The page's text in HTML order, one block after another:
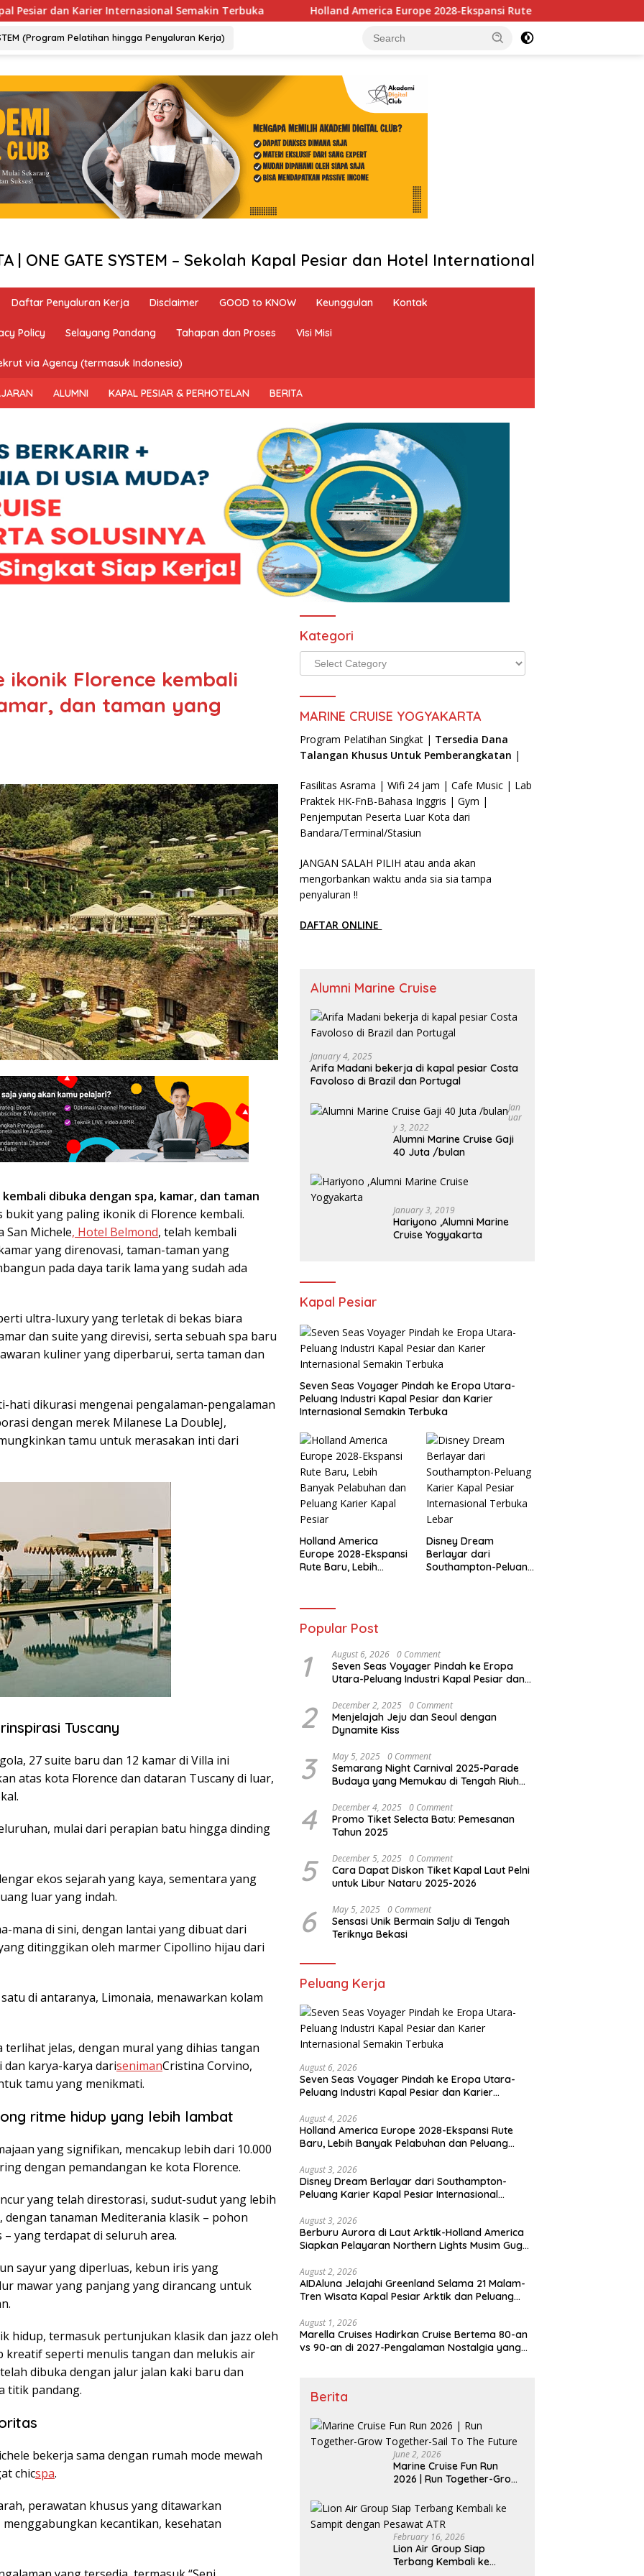
Semakin Terbuka Holland America Europe 2028-Ekspansi Rute Baru, Lebih Banyak Pelabuhan dan Peluang
(Program Pelatihan hingga Penyaluran Kerja)
| ONE GATE SYSTEM – Sekolah Kapal Pesiar dan Hotel International
Daftar Penyaluran Kerja Disclaimer GOOD to KNOW Keunggulan Kontak
Policy Selayang Pandang Tahapan dan Proses Visi Misi
via Agency (termasuk Indonesia)
ALUMNI KAPAL PESIAR & PERHOTELAN BERITA
ikonik Florence kembali
dan taman yang
dibuka dengan spa, kamar, dan taman
bukit yang paling ikonik di Florence kembali.
San Michele, Hotel Belmond, telah kembali
yang direnovasi, taman-taman yang
pada daya tarik lama yang sudah ada
ultra-luxury yang terletak di bekas biara
dan suite yang direvisi, serta sebuah spa baru
kuliner yang diperbarui, serta taman dan
hati dikurasi mengenai pengalaman-pengalaman
dengan merek Milanese La DoubleJ,
tamu untuk merasakan inti dari
Tuscany
27 suite baru dan 12 kamar di Villa ini
atas kota Florence dan dataran Tuscany di luar,
mulai dari perapian batu hingga dinding
ekos sejarah yang kaya, sementara yang
luar yang indah.
mana di sini, dengan lantai yang dibuat dari
ditinggikan oleh marmer Cipollino hijau dari
di antaranya, Limonaia, menawarkan kolam
jelas, dengan mural yang dihias tangan
dan karya-karya darisenimanCristina Corvino,
tamu yang menikmati.
ritme hidup yang lebih lambat
yang signifikan, mencakup lebih dari 10.000
dengan pemandangan ke kota Florence.
yang telah direstorasi, sudut-sudut yang lebih
tanaman Mediterania klasik – pohon
yang terdapat di seluruh area.
sayur yang diperluas, kebun iris yang
mawar yang panjang yang dirancang untuk
hidup, termasuk pertunjukan klasik dan jazz oleh
kreatif seperti menulis tangan dan melukis air
dibuka dengan jalur jalan kaki baru dan
titik pandang.
bekerja sama dengan rumah mode mewah
chicspa.
perawatan khusus yang ditawarkan
kecantikan, kesehatan
Kategori
Kategori
MARINE CRUISE YOGYAKARTA
Program Pelatihan Singkat | Tersedia Dana
Talangan Khusus Untuk Pemberangkatan |
Fasilitas Asrama | Wifi 24 jam | Cafe Music | Lab
Praktek HK-FnB-Bahasa Inggris | Gym |
Penjemputan Peserta Luar Kota dari
Bandara/Terminal/Stasiun
JANGAN SALAH PILIH atau anda akan
mengorbankan waktu anda sia sia tampa
penyaluran !!
DAFTAR ONLINE
Alumni Marine Cruise
January 4, 2025
Arifa Madani bekerja di kapal pesiar Costa
Favoloso di Brazil dan Portugal
Jan
Uar
Y 3, 2022
Alumni Marine Cruise Gaji
40 Juta /bulan
January 3, 2019
Hariyono ,Alumni Marine
Cruise Yogyakarta
Kapal Pesiar
Seven Seas Voyager Pindah ke Eropa Utara-
Peluang Industri Kapal Pesiar dan Karier
Internasional Semakin Terbuka
Holland America
Europe 2028-Ekspansi
Rute Baru, Lebih
Kapal Pesiar
Disney Dream
Berlayar dari
Southampton-Peluang
Popular Post
1 August 6, 2026 0 Comment
Seven Seas Voyager Pindah ke Eropa
Utara-Peluang Industri Kapal Pesiar dan
2 December 2, 2025 0 Comment
Menjelajah Jeju dan Seoul dengan
Dynamite Kiss
3 May 5, 2025 0 Comment
Semarang Night Carnival 2025-Parade
Budaya yang Memukau di Tengah Riuh
4 December 4, 2025 0 Comment
Promo Tiket Selecta Batu: Pemesanan
Tahun 2025
5 December 5, 2025 0 Comment
Cara Dapat Diskon Tiket Kapal Laut Pelni
untuk Libur Nataru 2025-2026
6 May 5, 2025 0 Comment
Sensasi Unik Bermain Salju di Tengah
Teriknya Bekasi
Peluang Kerja
August 6, 2026
Seven Seas Voyager Pindah ke Eropa Utara-
Peluang Industri Kapal Pesiar dan Karier
August 4, 2026
Holland America Europe 2028-Ekspansi Rute
Baru, Lebih Banyak Pelabuhan dan Peluang
August 3, 2026
Disney Dream Berlayar dari Southampton-
Peluang Karier Kapal Pesiar Internasional
August 3, 2026
Berburu Aurora di Laut Arktik-Holland America
Siapkan Pelayaran Northern Lights Musim Gugur
August 2, 2026
AIDAluna Jelajahi Greenland Selama 21 Malam-
Tren Wisata Kapal Pesiar Arktik dan Peluang
August 1, 2026
Marella Cruises Hadirkan Cruise Bertema 80-an
vs 90-an di 2027-Pengalaman Nostalgia yang
Berita
June 2, 2026
Marine Cruise Fun Run
2026 | Run Together-Grow
Future
February 16, 2026
Lion Air Group Siap
Terbang Kembali ke